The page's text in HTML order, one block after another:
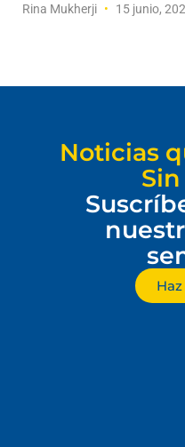
Rina Mukherji 15 junio,
Noticias